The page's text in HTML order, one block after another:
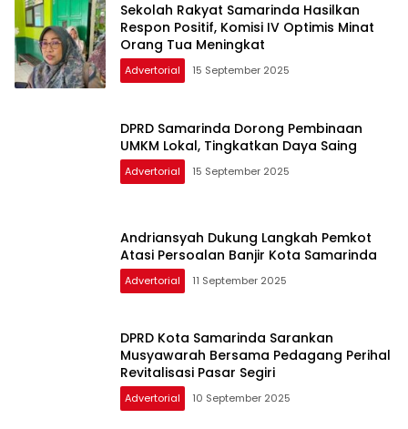
Sekolah Rakyat Samarinda Hasilkan
Respon Positif, Komisi IV Optimis Minat
Orang Tua Meningkat
Advertorial 15 September 2025
DPRD Samarinda Dorong Pembinaan
UMKM Lokal, Tingkatkan Daya Saing
Advertorial 15 September 2025
Andriansyah Dukung Langkah Pemkot
Atasi Persoalan Banjir Kota Samarinda
Advertorial 11 September 2025
DPRD Kota Samarinda Sarankan
Musyawarah Bersama Pedagang Perihal
Revitalisasi Pasar Segiri
Advertorial 10 September 2025